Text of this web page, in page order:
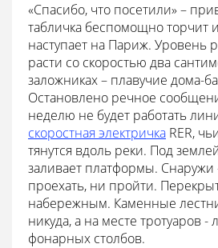
«Спасибо, что посетили» –
табличка беспомощно торчит
наступает на Париж. Уровень
расти со скоростью два
заложниках – плавучие дома-
Остановлено речное
неделю не будет работать
скоростная электричка RER,
тянутся вдоль реки. Под
заливает платформы. Снаружи
проехать, ни пройти.
набережным. Каменные
никуда, а на месте тротуаров
фонарных столбов.